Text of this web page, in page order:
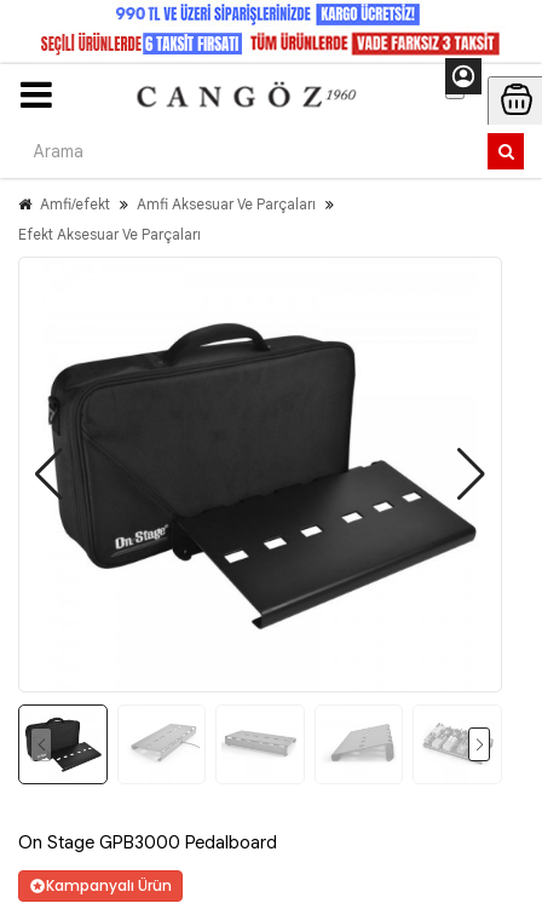
Amfi/efekt
Amfi Aksesuar Ve Parçaları
Efekt Aksesuar Ve Parçaları
On Stage GPB3000 Pedalboard
Kampanyalı Ürün